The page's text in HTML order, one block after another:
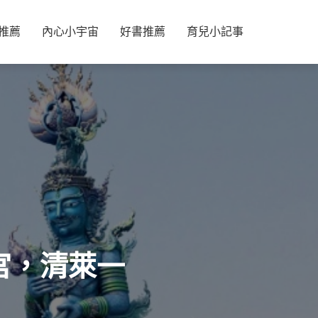
薦 內心小宇宙 好書推薦 育兒小記事
，清萊一